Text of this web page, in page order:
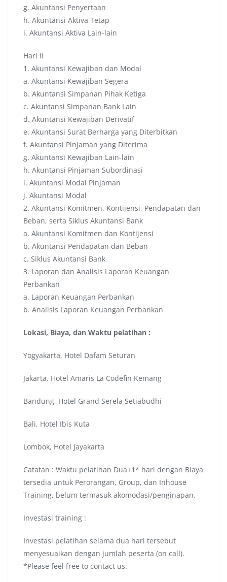
g. Akuntansi Penyertaan
h. Akuntansi Aktiva Tetap
i. Akuntansi Aktiva Lain-lain
Hari II
1. Akuntansi Kewajiban dan Modal
a. Akuntansi Kewajiban Segera
b. Akuntansi Simpanan Pihak Ketiga
c. Akuntansi Simpanan Bank Lain
d. Akuntansi Kewajiban Derivatif
e. Akuntansi Surat Berharga yang Diterbitkan
f. Akuntansi Pinjaman yang Diterima
g. Akuntansi Kewajiban Lain-lain
h. Akuntansi Pinjaman Subordinasi
i. Akuntansi Modal Pinjaman
j. Akuntansi Modal
2. Akuntansi Komitmen, Kontijensi, Pendapatan dan
Beban, serta Siklus Akuntansi Bank
a. Akuntansi Komitmen dan Kontijensi
b. Akuntansi Pendapatan dan Beban
c. Siklus Akuntansi Bank
3. Laporan dan Analisis Laporan Keuangan
Perbankan
a. Laporan Keuangan Perbankan
b. Analisis Laporan Keuangan Perbankan
Lokasi, Biaya, dan Waktu pelatihan :
Yogyakarta, Hotel Dafam Seturan
Jakarta, Hotel Amaris La Codefin Kemang
Bandung, Hotel Grand Serela Setiabudhi
Bali, Hotel Ibis Kuta
Lombok, Hotel Jayakarta
Catatan : Waktu pelatihan Dua+1* hari dengan Biaya
tersedia untuk Perorangan, Group, dan Inhouse
Training, belum termasuk akomodasi/penginapan.
Investasi training :
Investasi pelatihan selama dua hari tersebut
menyesuaikan dengan jumlah peserta (on call).
*Please feel free to contact us.